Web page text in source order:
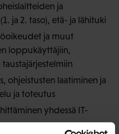
ja
ja 2. taso), etä- ja lähituki
ja muut
loppukäyttäjiin,
ohjeistusten laatiminen ja
ja toteutus
yhdessä IT-